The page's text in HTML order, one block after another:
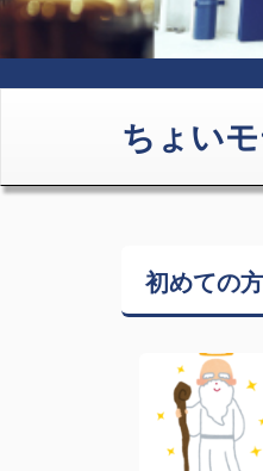
ちょい
初めての